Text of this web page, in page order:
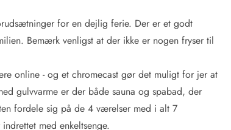
for en dejlig ferie. Der er et godt
Bemærk venligst at der ikke er nogen fryser til
online - og et chromecast gør det muligt for jer at
gulvvarme er der både sauna og spabad, der
fordele sig på de 4 værelser med i alt 7
med enkeltsenge.